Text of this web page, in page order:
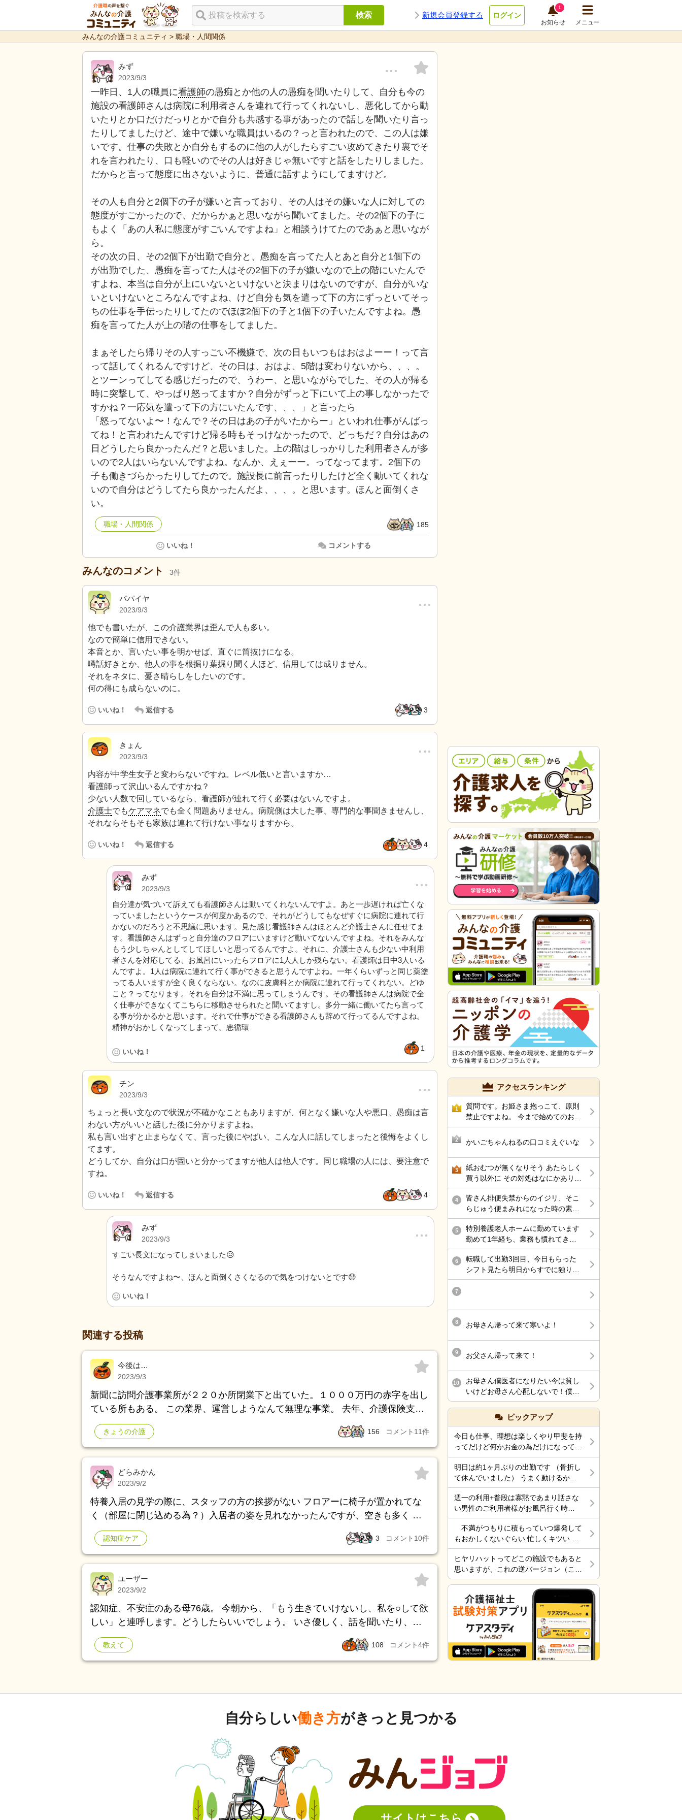
検索 新規会員登録する ログイン
1
お知らせ メニュー
みんなの介護コミュニティ > 職場・人間関係
みず
2023/9/3
…
一昨日、1人の職員に看護師の愚痴とか他の人の愚痴を聞いたりして、自分も今の
施設の看護師さんは病院に利用者さんを連れて行ってくれないし、悪化してから動
いたりとか口だけだっりとかで自分も共感する事があったので話しを聞いたり言っ
たりしてましたけど、途中で嫌いな職員はいるの？っと言われたので、この人は嫌
いです。仕事の失敗とか自分もするのに他の人がしたらすごい攻めてきたり裏でそ
れを言われたり、口も軽いのでその人は好きじゃ無いですと話をしたりしました。
だからと言って態度に出さないように、普通に話すようにしてますけど。
その人も自分と2個下の子が嫌いと言っており、その人はその嫌いな人に対しての
態度がすごかったので、だからかぁと思いながら聞いてました。その2個下の子に
もよく「あの人私に態度がすごいんですよね」と相談うけてたのであぁと思いなが
ら。
その次の日、その2個下が出勤で自分と、愚痴を言ってた人とあと自分と1個下の
が出勤でした、愚痴を言ってた人はその2個下の子が嫌いなので上の階にいたんで
すよね、本当は自分が上にいないといけないと決まりはないのですが、自分がいな
いといけないところなんですよね、けど自分も気を遣って下の方にずっといてそっ
ちの仕事を手伝ったりしてたのでほぼ2個下の子と1個下の子いたんですよね。愚
痴を言ってた人が上の階の仕事をしてました。
まぁそしたら帰りその人すっごい不機嫌で、次の日もいつもはおはよーー！って言
って話してくれるんですけど、その日は、おはよ、5階は変わりないから、、、。
とツーンってしてる感じだったので、うわー、と思いながらでした、その人が帰る
時に突撃して、やっぱり怒ってますか？自分がずっと下にいて上の事しなかったで
すかね？一応気を遣って下の方にいたんです、、、」と言ったら
「怒ってないよ〜！なんで？その日はあの子がいたからー」といわれ仕事がんばっ
てね！と言われたんですけど帰る時もそっけなかったので、どっちだ？自分はあの
日どうしたら良かったんだ？と思いました。上の階はしっかりした利用者さんが多
いので2人はいらないんですよね。なんか、えぇーー。ってなってます。2個下の
子も働きづらかったりしてたので。施設長に前言ったりしたけど全く動いてくれな
いので自分はどうしてたら良かったんだよ、、、。と思います。ほんと面倒くさ
い。
職場・人間関係 185
いいね！ コメントする
みんなのコメント 3件
パパイヤ
2023/9/3
…
他でも書いたが、この介護業界は歪んで人も多い。
なので簡単に信用できない。
本音とか、言いたい事を明かせば、直ぐに筒抜けになる。
噂話好きとか、他人の事を根掘り葉掘り聞く人ほど、信用しては成りません。
それをネタに、憂さ晴らしをしたいのです。
何の得にも成らないのに。
いいね！ 返信する 3
きょん
2023/9/3
…
内容が中学生女子と変わらないですね。レベル低いと言いますか…
看護師って沢山いるんですかね？
少ない人数で回しているなら、看護師が連れて行く必要はないんですよ。
介護士でもケアマネでも全く問題ありません。病院側は大した事、専門的な事聞きませんし、
それならそもそも家族は連れて行けない事なりますから。
いいね！ 返信する 4
みず
2023/9/3 …
自分達が気づいて訴えても看護師さんは動いてくれないんですよ。あと一歩遅ければ亡くな
っていましたというケースが何度かあるので、それがどうしてもなぜすぐに病院に連れて行
かないのだろうと不思議に思います。見た感じ看護師さんはほとんど介護士さんに任せてま
す。看護師さんはずっと自分達のフロアにいますけど動いてないんですよね。それをみんな
もう少しちゃんとしてしてほしいと思ってるんですよ。それに、介護士さんも少ない中利用
者さんを対応してる、お風呂にいったらフロアに1人人しか残らない。看護師は日中3人いる
んですよ。1人は病院に連れて行く事ができると思うんですよね。一年くらいずっと同じ薬塗
ってる人いますが全く良くならない。なのに皮膚科とか病院に連れて行ってくれない。どゆ
こと？ってなります。それを自分は不満に思ってしまうんです。その看護師さんは病院で全
く仕事ができなくてこちらに移動させられたと聞いてますし。多分一緒に働いてたら言って
る事が分かるかと思います。それで仕事ができる看護師さんも辞めて行ってるんですよね。
精神がおかしくなってしまって。悪循環
いいね！ 1
チン
2023/9/3
…
ちょっと長い文なので状況が不確かなこともありますが、何となく嫌いな人や悪口、愚痴は言
わない方がいいと話した後に分かりますよね。
私も言い出すと止まらなくて、言った後にやばい、こんな人に話してしまったと後悔をよくし
てます。
どうしてか、自分は口が固いと分かってますが他人は他人です。同じ職場の人には、要注意で
すね。
いいね！ 返信する 4
みず
2023/9/3 …
すごい長文になってしまいました😥
そうなんですよね〜、ほんと面倒くさくなるので気をつけないとです😓
いいね！
関連する投稿
今後は…
2023/9/3
新聞に訪問介護事業所が２２０か所閉業下と出ていた。１０００万円の赤字を出し
ている所もある。 この業界、運営しようなんて無理な事業。 去年、介護保険支給
が１０兆円超えた。 介護保険、民間で入って今後は自分達で何とかやっていって
ねと国から言われそう(ﾉД`)ｼｸｼｸ
きょうの介護 156 コメント 11件
どらみかん
2023/9/2
特養入居の見学の際に、スタッフの方の挨拶がない フロアーに椅子が置かれてな
く（部屋に閉じ込める為？）入居者の姿を見れなかったんですが、空きも多く ケ
アマネの知り合いの方が経営されてるとかで一押しされました。 独立型？か、ベ
ッド代やその他の費用も全て介護保険からで賄えますし、看取りまで受けますとの
事。 そして、持病があっても病院へは行かなくても 訪問診療があり、大体がその
施設内で済むと謳っており 金額面とかは良さそうなんですが、フロアーの片隅に
椅子を積み上げ、テレビもついておらず、 スタッフの挨拶が無くこちらから挨拶
した感じです。 皆さんなら認知症の親を入れますか？
認知症ケア 3 コメント 10件
ユーザー
2023/9/2
認知症、不安症のある母76歳。 今朝から、「もう生きていけないし、私を○して欲
しい」と連呼します。どうしたらいいでしょう。 いさ優しく、話を聞いたり、歩
行介助や、食事介助をしています。介護認定申請中で進捗を聞くと、14日の審査会
にかかるそうです。なので、ケアマネさんもいません。病院にも連れて行けませ
ん。 先週は、脱水になりどうしようもなく、救急車のお世話になりました。答え
教えて 108 コメント4件
アクセスランキング
1
質問です。お姫さま抱っこて、原則
禁止ですよね。 今まで始めてのお姫
さま抱っこして腰痛になり、整形受
診して、薬もらい、リハビリしてい
2 かいごちゃんねるの口コミえぐいな
3
紙おむつが無くなりそう あたらしく
買う以外に その対処はなにかありま
すか？
4
皆さん排便失禁からのイジリ、そこ
らじゅう便まみれになった時の素早
く清潔に処理する為にどのようにケ
アしていますか？
5
特別養護老人ホームに勤めています
勤めて1年経ち、業務も慣れてきた
この頃 次々と辞めていく職員の数々
… お局さんは他部署にいるので そ
こへ配属されない限り、滅多に会う
ことはないですが 仮に異動命令がき
をいただけたのに 先行き不安ですな
6
転職して出勤3回目、今日もらった
シフト見たら明日からすでに独り立
ち、、行きたくなすぎる 経験者では
てことだったのに
7
8 お母さん帰って来て寒いよ！
9 お父さん帰って来て！
10
お母さん僕医者になりたい今は貧し
いけどお母さん心配しないで！僕医
者になるから！
ピックアップ
今日も仕事、理想は楽しくやり甲斐を持
ってだけど何かお金の為だけになってま
す。 それでも働くところがあって、生
きていけているのでましなのでしょう
ね。 一番辛いのは、お金がなく職探し
している時だったので今日も頑張ろうと
思う。 それにしても古株は、好き勝手
だから楽しそうです。私も古株の時は、
そこ楽しくやっていました。 転職は後
悔はしていませんが、誰もが上手くいか
ないのは確かですね。 そんなつぶやき
です、では仕事行きます。
明日は約1ヶ月ぶりの出勤です （骨折し
て休んでいました） うまく動けるかな
ぁ～ 行くしかないから考えても無駄だ
けど不安！
週一の利用+普段は寡黙であまり話さな
い男性のご利用者様がお風呂行く時
に”いってらっしゃい！”と声をかけた
ら”一緒に行く？！？”と返してくれた。
そういう想像を上回るようなことがある
からこの仕事って楽しいんだよな。 ま
だ入って4ヶ月弱しか経ってないけど。
不満がつもりに積もっていつ爆発して
もおかしくないぐらい 忙しくキツい 皆
さん休めれてますか?
ヒヤリハットってどこの施設でもあると
思いますが、これの逆バージョン（こう
したらケアが上手くいった的な共有の書
式）ってないですよね。あったらいいケ
アを共有できると思いますがいかがでし
ょうか。 上手くいかないことや、事故
未遂記録ばかりって、すごくネガティブ
だと個人的に思います。また、介護の世
界って「できて当たり前」的な思考が強
いと思います。あと変に職人みたいな考
自分らしい働き方がきっと見つかる